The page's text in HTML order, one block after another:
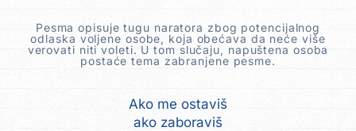
Pesma opisuje tugu naratora zbog potencijalnog
odlaska voljene osobe, koja obećava da neće više
verovati niti voleti. U tom slučaju, napuštena osoba
postaće tema zabranjene pesme.
Ako me ostaviš
ako zaboraviš